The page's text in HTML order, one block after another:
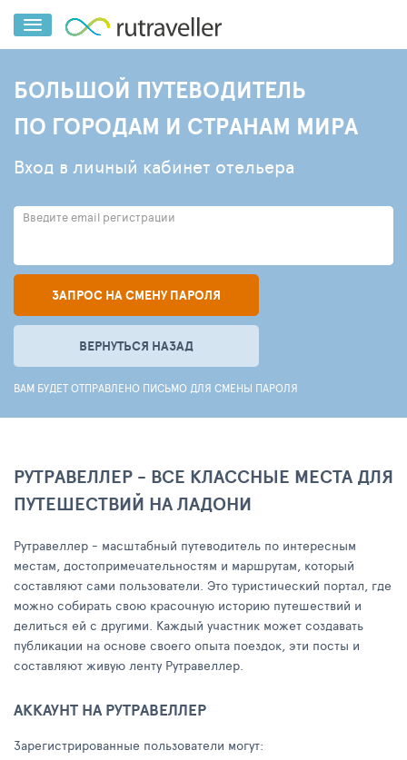
БОЛЬШОЙ ПУТЕВОДИТЕЛЬ
ПО ГОРОДАМ И СТРАНАМ МИРА
Вход в личный кабинет отельера
Введите email регистрации
ЗАПРОС НА СМЕНУ ПАРОЛЯ
ВЕРНУТЬСЯ НАЗАД
ВАМ БУДЕТ ОТПРАВЛЕНО ПИСЬМО ДЛЯ СМЕНЫ ПАРОЛЯ
РУТРАВЕЛЛЕР - ВСЕ КЛАССНЫЕ МЕСТА ДЛЯ
ПУТЕШЕСТВИЙ НА ЛАДОНИ
Рутравеллер - масштабный путеводитель по интересным
местам, достопримечательностям и маршрутам, который
составляют сами пользователи. Это туристический портал, где
можно собирать свою красочную историю путешествий и
делиться ей с другими. Каждый участник может создавать
публикации на основе своего опыта поездок, эти посты и
составляют живую ленту Рутравеллер.
АККАУНТ НА РУТРАВЕЛЛЕР
Зарегистрированные пользователи могут: